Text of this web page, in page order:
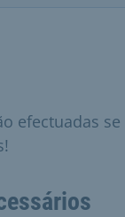
efectuadas